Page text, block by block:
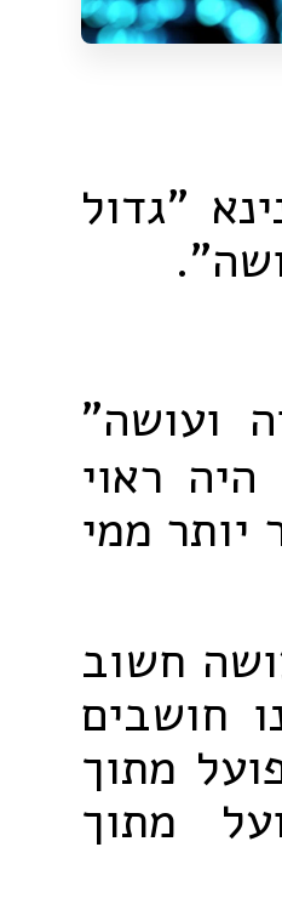
"גדול
ועושה"
ראוי
יותר ממי
חשוב
חושבים
מתוך
מתוך